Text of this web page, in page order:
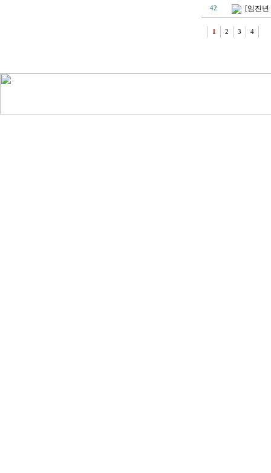
42 [임진년
1 2 3 4